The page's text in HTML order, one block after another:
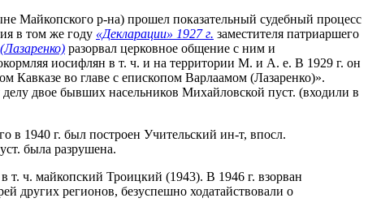
Майкопского р-на) прошел показательный судебный процесс
в том же году «Декларации» 1927 г. заместителя патриаршего
разорвал церковное общение с ним и
иосифлян в т. ч. и на территории М. и А. е. В 1929 г. он
Кавказе во главе с епископом Варлаамом (Лазаренко)».
двое бывших насельников Михайловской пуст. (входили в
в 1940 г. был построен Учительский ин-т, впосл.
была разрушена.
ч. майкопский Троицкий (1943). В 1946 г. взорван
других регионов, безуспешно ходатайствовали о